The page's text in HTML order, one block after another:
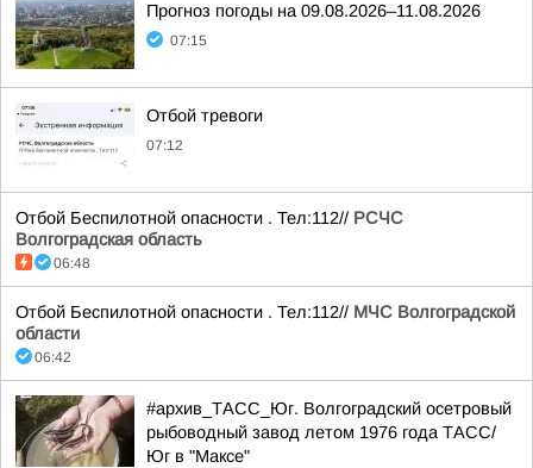
Прогноз погоды на 09.08.2026–11.08.2026
07:15
Отбой тревоги
07:12
Отбой Беспилотной опасности . Тел:112// РСЧС
Волгоградская область
06:48
Отбой Беспилотной опасности . Тел:112// МЧС Волгоградской
области
06:42
#архив_ТАСС_Юг. Волгоградский осетровый
рыбоводный завод летом 1976 года ТАСС/
Юг в "Максе"